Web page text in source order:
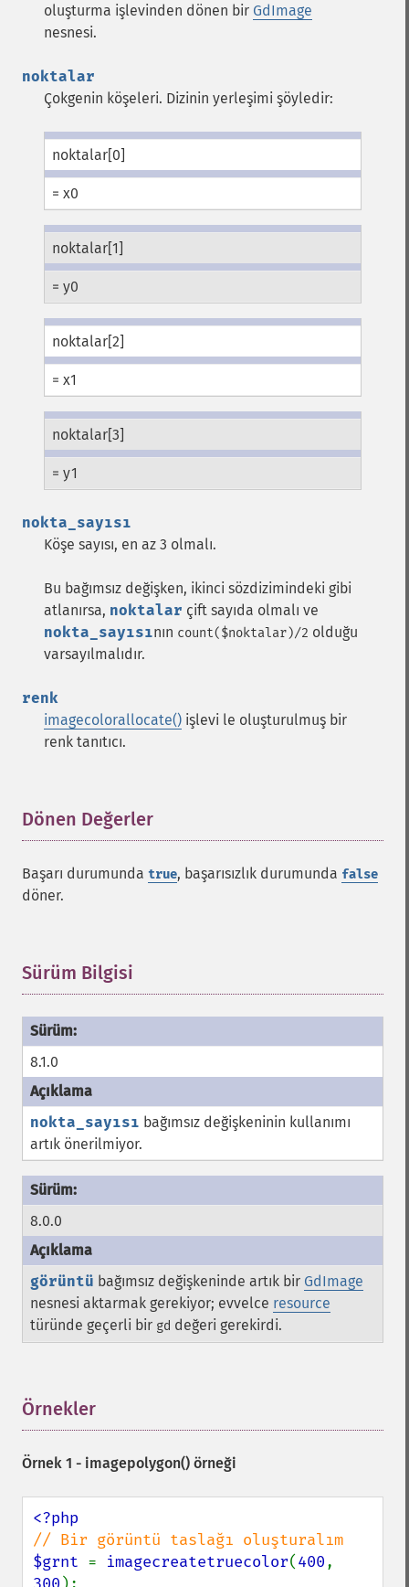
oluşturma işlevinden dönen bir GdImage
nesnesi.
noktalar
Çokgenin köşeleri. Dizinin yerleşimi şöyledir:
noktalar[0]
= x0
noktalar[1]
= y0
noktalar[2]
= x1
noktalar[3]
= y1
nokta_sayısı
Köşe sayısı, en az 3 olmalı.
Bu bağımsız değişken, ikinci sözdizimindeki gibi
atlanırsa, noktalar çift sayıda olmalı ve
nokta_sayısının count($noktalar)/2 olduğu
varsayılmalıdır.
renk
imagecolorallocate() işlevi le oluşturulmuş bir
renk tanıtıcı.
Dönen Değerler
Başarı durumunda true, başarısızlık durumunda false
döner.
Sürüm Bilgisi
8.1.0
nokta_sayısı bağımsız değişkeninin kullanımı
artık önerilmiyor.
8.0.0
görüntü bağımsız değişkeninde artık bir GdImage
nesnesi aktarmak gerekiyor; evvelce resource
türünde geçerli bir gd değeri gerekirdi.
Örnekler
Örnek 1 - imagepolygon() örneği
$grnt = imagecreatetruecolor(400